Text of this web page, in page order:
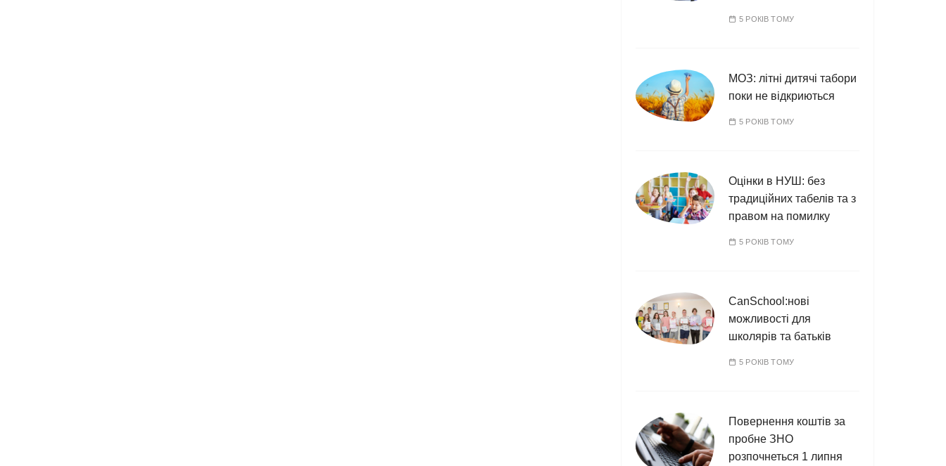
5 РОКІВ ТОМУ
МОЗ: літні дитячі табори
поки не відкриються
5 РОКІВ ТОМУ
Оцінки в НУШ: без
традиційних табелів та з
правом на помилку
5 РОКІВ ТОМУ
CanSchool:нові
можливості для
школярів та батьків
5 РОКІВ ТОМУ
Повернення коштів за
пробне ЗНО
розпочнеться 1 липня